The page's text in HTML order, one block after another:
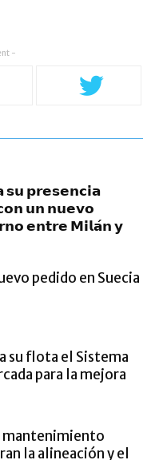
-
𝘀𝘂 𝗽𝗿𝗲𝘀𝗲𝗻𝗰𝗶𝗮
𝘂𝗻 𝗻𝘂𝗲𝘃𝗼
𝗲𝗻𝘁𝗿𝗲 𝗠𝗶𝗹𝗮́𝗻 𝘆
pedido en Suecia
su flota el Sistema
para la mejora
mantenimiento
la alineación y el